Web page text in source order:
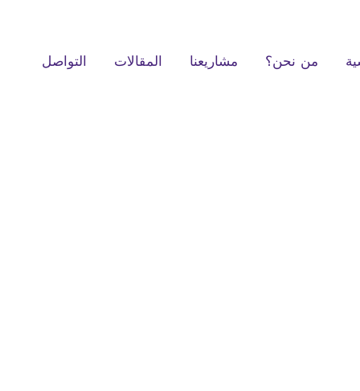
من نحن؟ مشاريعنا المقالات التواصل